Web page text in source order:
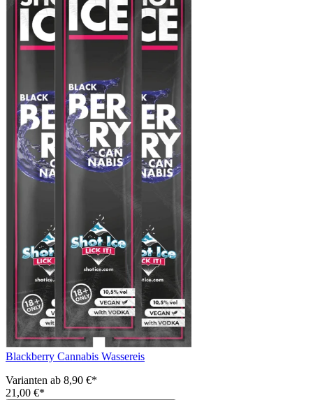
Blackberry Cannabis Wassereis
Varianten ab 8,90 €*
21,00 €*